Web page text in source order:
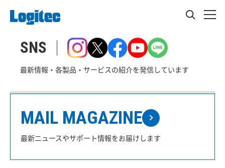
SNS
最新情報・各製品・サービスの紹介を発信しています
MAIL MAGAZINE
最新ニュースやサポート情報をお届けします